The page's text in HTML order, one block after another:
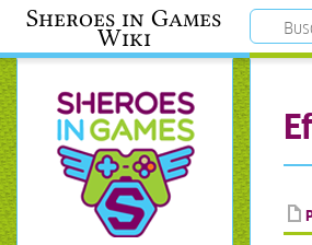
Sheroes in Games
Wiki